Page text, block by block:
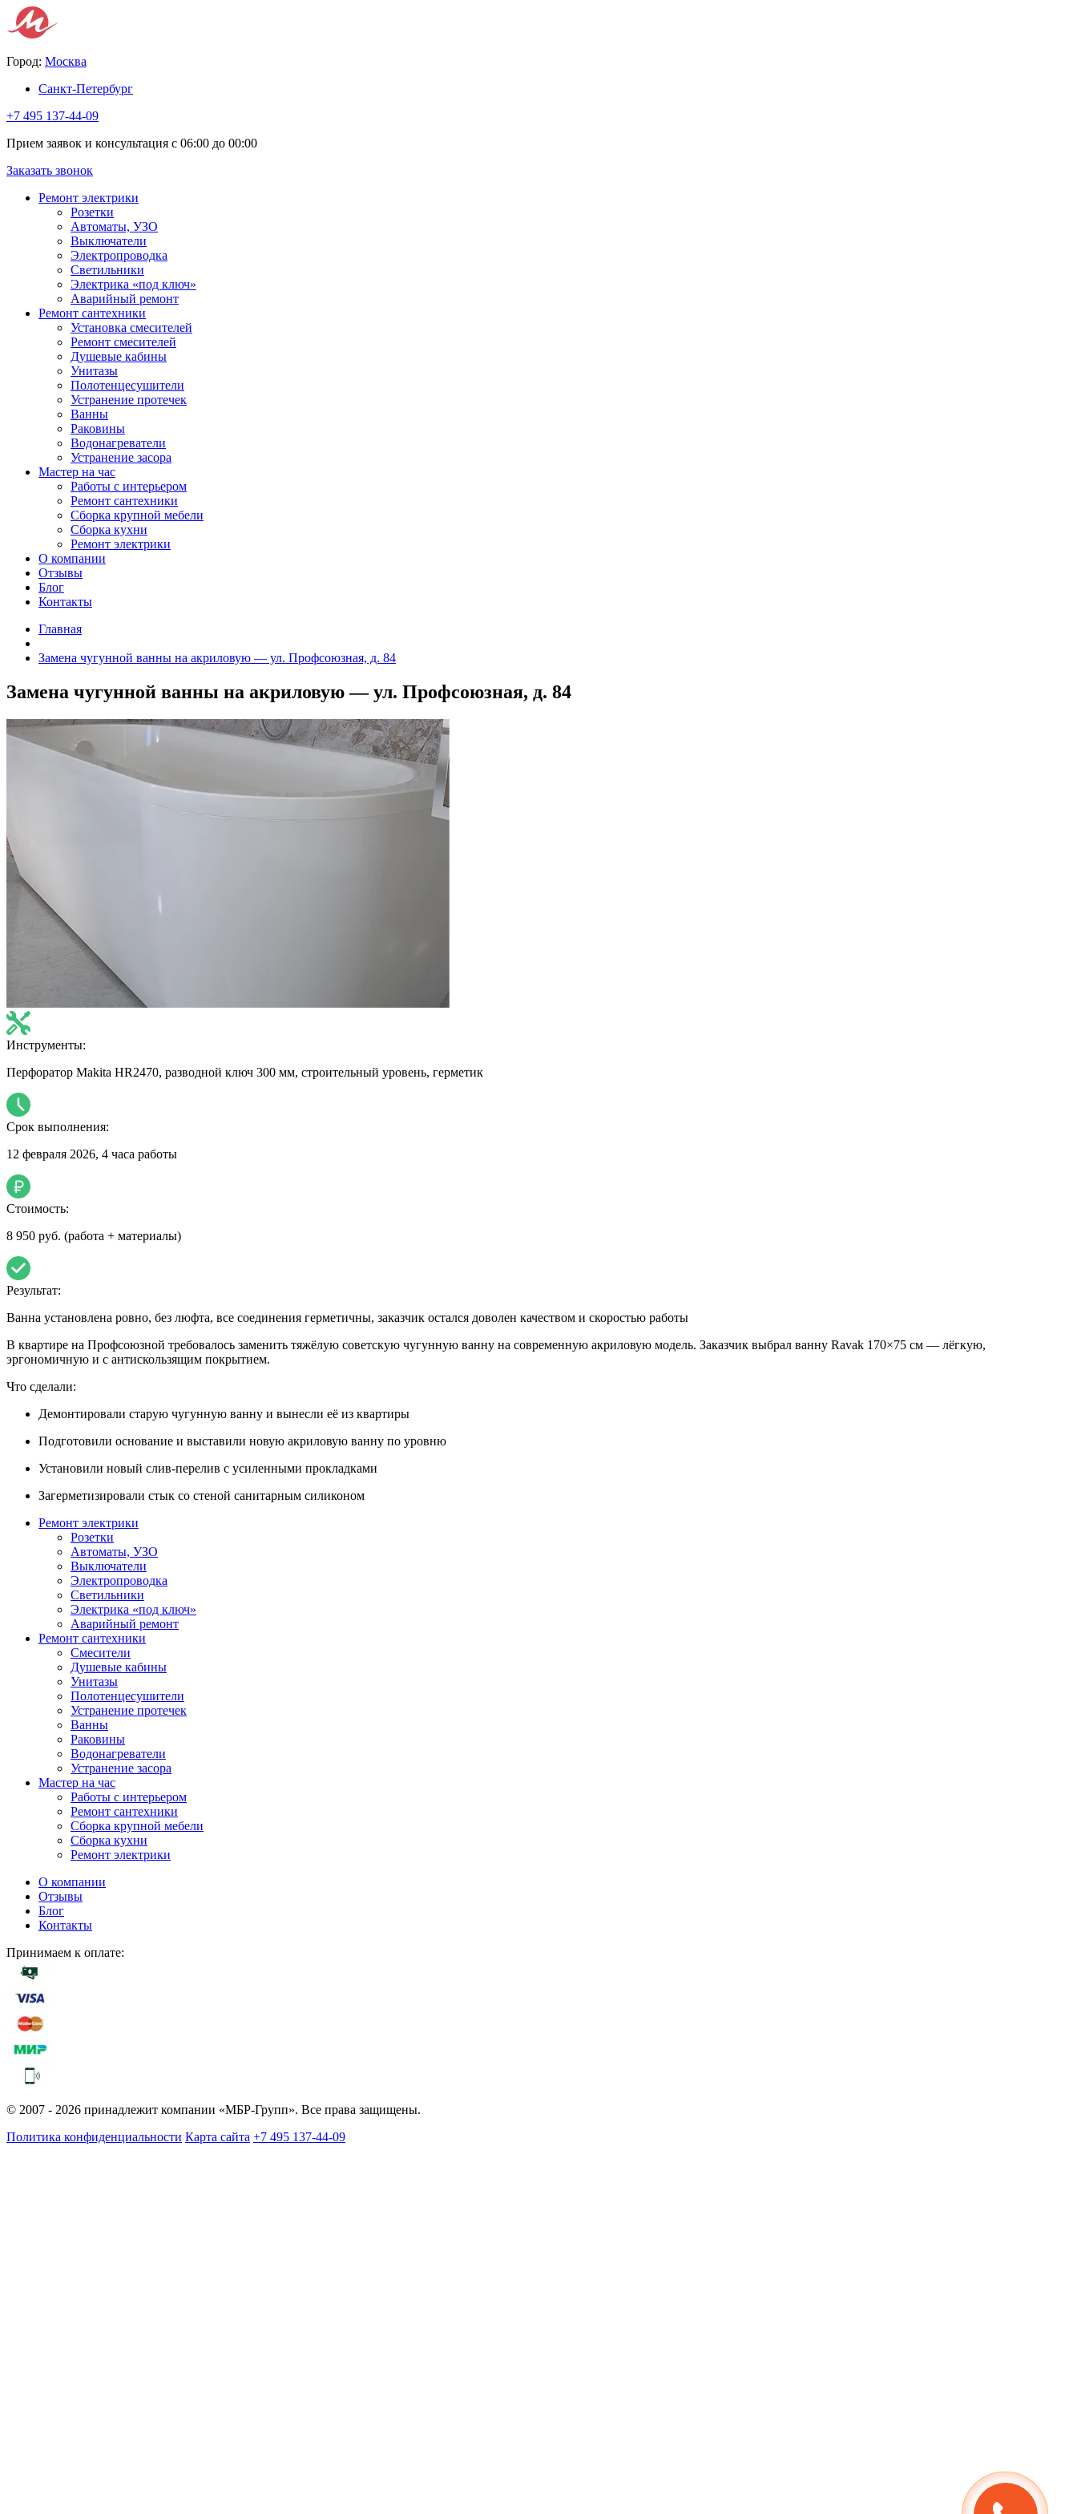
Город: Москва
Санкт-Петербург
+7 495 137-44-09
Прием заявок и консультация с 06:00 до 00:00
Заказать звонок
Ремонт электрики
Розетки
Автоматы, УЗО
Выключатели
Электропроводка
Светильники
Электрика «под ключ»
Аварийный ремонт
Ремонт сантехники
Установка смесителей
Ремонт смесителей
Душевые кабины
Унитазы
Полотенцесушители
Устранение протечек
Ванны
Раковины
Водонагреватели
Устранение засора
Мастер на час
Работы с интерьером
Ремонт сантехники
Сборка крупной мебели
Сборка кухни
Ремонт электрики
О компании
Отзывы
Блог
Контакты
Главная
Замена чугунной ванны на акриловую — ул. Профсоюзная, д. 84
Замена чугунной ванны на акриловую — ул. Профсоюзная, д. 84
Инструменты:
Перфоратор Makita HR2470, разводной ключ 300 мм, строительный уровень, герметик
Срок выполнения:
12 февраля 2026, 4 часа работы
Стоимость:
8 950 руб. (работа + материалы)
Результат:
Ванна установлена ровно, без люфта, все соединения герметичны, заказчик остался доволен качеством и скоростью работы
В квартире на Профсоюзной требовалось заменить тяжёлую советскую чугунную ванну на современную акриловую модель. Заказчик выбрал ванну Ravak 170×75 см — лёгкую,
эргономичную и с антискользящим покрытием.
Что сделали:
Демонтировали старую чугунную ванну и вынесли её из квартиры
Подготовили основание и выставили новую акриловую ванну по уровню
Установили новый слив-перелив с усиленными прокладками
Загерметизировали стык со стеной санитарным силиконом
Ремонт электрики
Розетки
Автоматы, УЗО
Выключатели
Электропроводка
Светильники
Электрика «под ключ»
Аварийный ремонт
Ремонт сантехники
Смесители
Душевые кабины
Унитазы
Полотенцесушители
Устранение протечек
Ванны
Раковины
Водонагреватели
Устранение засора
Мастер на час
Работы с интерьером
Ремонт сантехники
Сборка крупной мебели
Сборка кухни
Ремонт электрики
О компании
Отзывы
Блог
Контакты
Принимаем к оплате:
© 2007 - 2026 принадлежит компании «МБР-Групп». Все права защищены.
Политика конфиденциальности Карта сайта +7 495 137-44-09